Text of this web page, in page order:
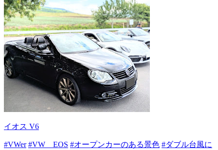
イオス V6
#VWer #VW EOS #オープンカーのある景色 #ダブル台風に